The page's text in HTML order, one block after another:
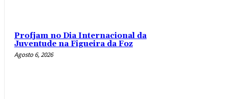
Profjam no Dia Internacional da
Juventude na Figueira da Foz
Agosto 6, 2026